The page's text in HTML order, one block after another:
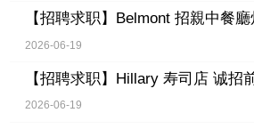
【招聘求职】 Belmont 招親中餐
2026-06-19
【招聘求职】 Hillary 寿司店 诚招
2026-06-19